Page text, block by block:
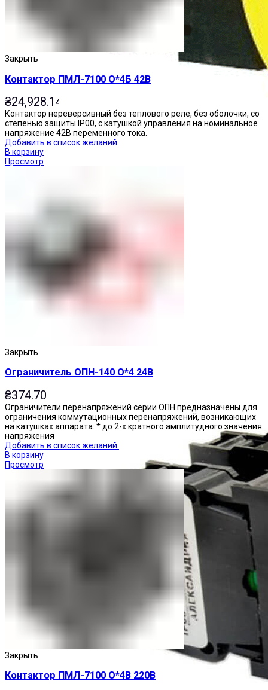
Кнопки нажимные
Закрыть
Контактор ПМЛ-7100 О*4Б 42В
₴24,928.14
Контактор нереверсивный без теплового реле, без оболочки, со
степенью защиты IP00, с катушкой управления на номинальное
напряжение 42В переменного тока.
Добавить в список желаний
В корзину
Просмотр
Закрыть
Ограничитель ОПН-140 О*4 24В
₴374.70
Ограничители перенапряжений серии ОПН предназначены для
ограничения коммутационных перенапряжений, возникающих
на катушках аппарата: * до 2-х кратного амплитудного значения
напряжения
Добавить в список желаний
В корзину
Просмотр
Закрыть
Контактор ПМЛ-7100 О*4В 220В